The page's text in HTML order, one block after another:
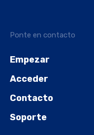
Ponte en contacto
Empezar
Acceder
Contacto
Soporte